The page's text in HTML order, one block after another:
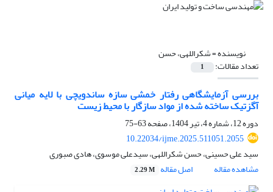
نویسنده =شکراللهی، حسن
تعداد مقالات: 1
بررسی آزمایشگاهی رفتار خمشی سازه ساندویچی با لایه میانی
آگزتیک ساخته شده از مواد سازگار با محیط زیست
دوره 12، شماره 4، تیر 1404، صفحه
63-75
10.22034/ijme.2025.511051.2055
سید علی حسینی، حسن شکراللهی، سیدعلی موسوی، هادی صبوری
مشاهده مقاله
اصل مقاله 2.29 M